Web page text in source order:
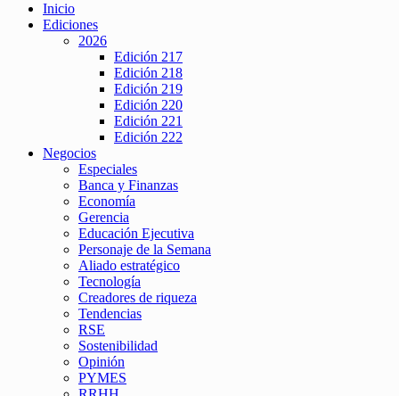
Inicio
Ediciones
2026
Edición 217
Edición 218
Edición 219
Edición 220
Edición 221
Edición 222
Negocios
Especiales
Banca y Finanzas
Economía
Gerencia
Educación Ejecutiva
Personaje de la Semana
Aliado estratégico
Tecnología
Creadores de riqueza
Tendencias
RSE
Sostenibilidad
Opinión
PYMES